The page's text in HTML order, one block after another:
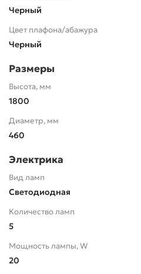
Черный
Цвет плафона/абажура
Черный
Размеры
Высота, мм
1800
Диаметр, мм
460
Электрика
Вид ламп
Светодиодная
Количество ламп
5
Мощность лампы, W
20